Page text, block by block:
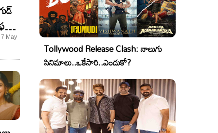
May
Tollywood Release Clash: నాలుగు
సినిమాలు..ఒకేసారి..ఎందుకో?